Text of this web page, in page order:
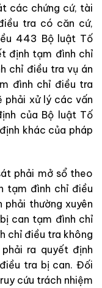
các chứng cứ, tài
tra có căn cứ,
443 Bộ luật Tố
định tạm đình chỉ
chỉ điều tra vụ án
đình chỉ điều tra
phải xử lý các vấn
của Bộ luật Tố
khác của pháp
phải mở sổ theo
tạm đình chỉ điều
phải thường xuyên
can tạm đình chỉ
chỉ điều tra không
ra quyết định
tra bị can. Đối
cứu trách nhiệm